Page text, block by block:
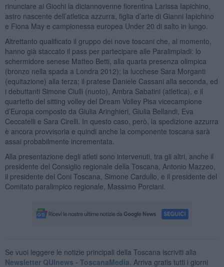
rinunciare ai Giochi la diciannovenne fiorentina Larissa Iapichino,
astro nascente dell’atletica azzurra, figlia d’arte di Gianni Iapichino
e Fiona May e campionessa europea Under 20 di salto in lungo.
Altrettanto qualificato il gruppo dei nove toscani che, al momento,
hanno già staccato il pass per partecipare alle Paralimpiadi: lo
schermidore senese Matteo Betti, alla quarta presenza olimpica
(bronzo nella spada a Londra 2012); la lucchese Sara Morganti
(equitazione) alla terza; il pratese Daniele Cassani alla seconda, ed
i debuttanti Simone Ciulli (nuoto), Ambra Sabatini (atletica), e il
quartetto del sitting volley del Dream Volley Pisa vicecampione
d’Europa composto da Giulia Aringhieri, Giulia Bellandi, Eva
Ceccatelli e Sara Cirelli. In questo caso, però, la spedizione azzurra
è ancora provvisoria e quindi anche la componente toscana sarà
assai probabilmente incrementata.
Alla presentazione degli atleti sono intervenuti, tra gli altri, anche il
presidente del Consiglio regionale della Toscana, Antonio Mazzeo,
il presidente del Coni Toscana, Simone Cardullo, e il presidente del
Comitato paralimpico regionale, Massimo Porciani.
Se vuoi leggere le notizie principali della Toscana iscriviti alla
Newsletter QUInews - ToscanaMedia. Arriva gratis tutti i giorni